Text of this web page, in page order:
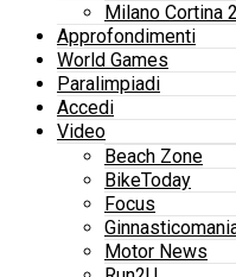
Milano Cortina
Approfondimenti
World Games
Paralimpiadi
Accedi
Video
Beach Zone
BikeToday
Focus
Motor News